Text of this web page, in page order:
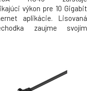
výkon pre 10 Gigabit
aplikácie. Lisovaná
zaujme svojím
na topánke K dispozícii v
VLASTNOSTI